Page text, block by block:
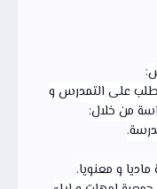
على التمدرس و
من خلال:
و معنويا.